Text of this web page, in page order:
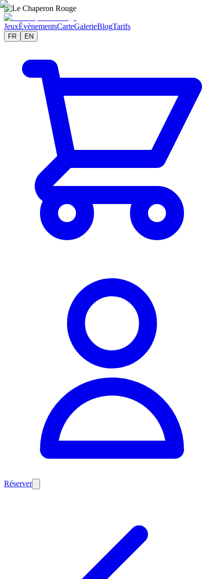
JeuxÉvènementsCarteGalerieBlogTarifs
FR EN
Réserver